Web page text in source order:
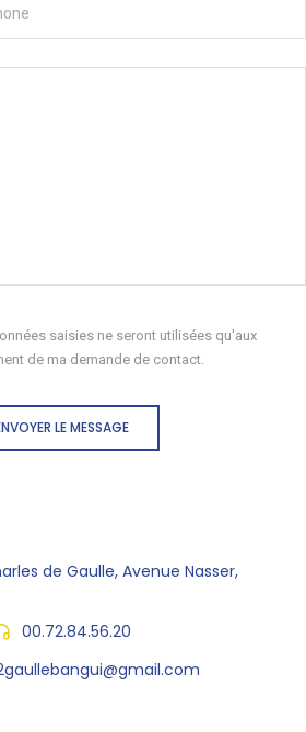
saisies ne seront utilisées qu'aux
de ma demande de contact.
LE MESSAGE
de Gaulle, Avenue Nasser,
00.72.84.56.20